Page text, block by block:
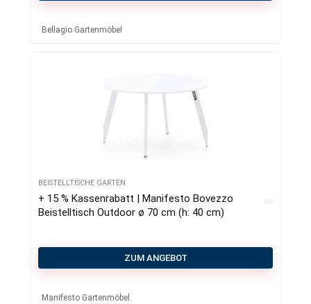
Bellagio Gartenmöbel
BEISTELLTISCHE GARTEN
+ 15 % Kassenrabatt | Manifesto Bovezzo
Beistelltisch Outdoor ø 70 cm (h: 40 cm)
ZUM ANGEBOT
Manifesto Gartenmöbel